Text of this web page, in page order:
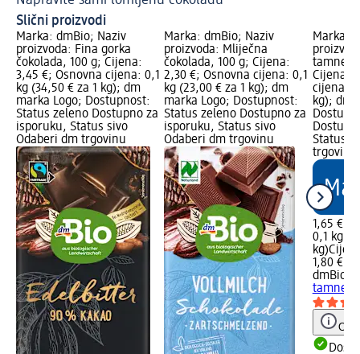
Slični proizvodi
Marka: dmBio; Naziv
proizvoda: Fina gorka
čokolada, 100 g; Cijena:
3,45 €; Osnovna cijena: 0,1
kg (34,50 € za 1 kg); dm
marka Logo; Dostupnost:
Status zeleno Dostupno za
isporuku, Status sivo
Odaberi dm trgovinu
Marka: dmBio; Naziv
proizvoda: Mliječna
čokolada, 100 g; Cijena:
2,30 €; Osnovna cijena: 0,1
kg (23,00 € za 1 kg); dm
marka Logo; Dostupnost:
Status zeleno Dostupno za
isporuku, Status sivo
Odaberi dm trgovinu
Marka:
tamne
Cijena:
cijena:
kg); dm
Status
trgovinu
1,65 €
0,1 kg
kg)
1,80 €
dmBio
tamne